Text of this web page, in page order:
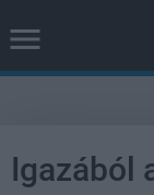
Igazából